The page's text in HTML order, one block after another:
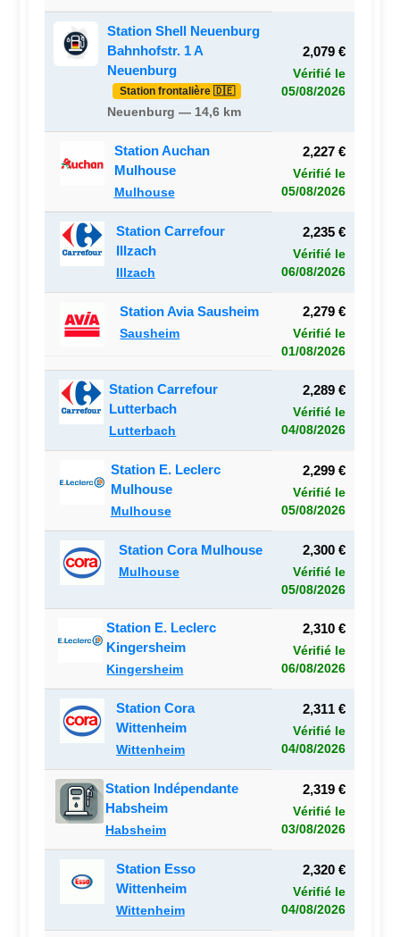
Station Shell Neuenburg
Bahnhofstr. 1 A
Neuenburg
Station frontalière 🇩🇪
Neuenburg — 14,6 km
2,079 €
Vérifié le
05/08/2026
Station Auchan
Mulhouse
Mulhouse
2,227 €
Vérifié le
05/08/2026
Station Carrefour
Illzach
Illzach
2,235 €
Vérifié le
06/08/2026
Station Avia Sausheim
Sausheim
2,279 €
Vérifié le
01/08/2026
Station Carrefour
Lutterbach
Lutterbach
2,289 €
Vérifié le
04/08/2026
Station E. Leclerc
Mulhouse
Mulhouse
2,299 €
Vérifié le
05/08/2026
Station Cora Mulhouse
Mulhouse
2,300 €
Vérifié le
05/08/2026
Station E. Leclerc
Kingersheim
Kingersheim
2,310 €
Vérifié le
06/08/2026
Station Cora
Wittenheim
Wittenheim
2,311 €
Vérifié le
04/08/2026
Station Indépendante
Habsheim
Habsheim
2,319 €
Vérifié le
03/08/2026
Station Esso
Wittenheim
Wittenheim
2,320 €
Vérifié le
04/08/2026